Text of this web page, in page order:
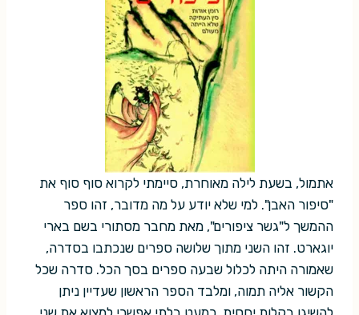
אתמול, בשעת לילה מאוחרת, סיימתי לקרוא סוף סוף את
"סיפור האבן". למי שלא יודע על מה מדובר, זהו ספר
ההמשך ל"גשר ציפורים", מאת מחבר מסתורי בשם בארי
יוגארט. זהו השני מתוך שלושה ספרים שנכתבו בסדרה,
שאמורה היתה לכלול שבעה ספרים בסך הכל. סדרה שכל
הקשור אליה תמוה, ומלבד הספר הראשון שעדיין ניתן